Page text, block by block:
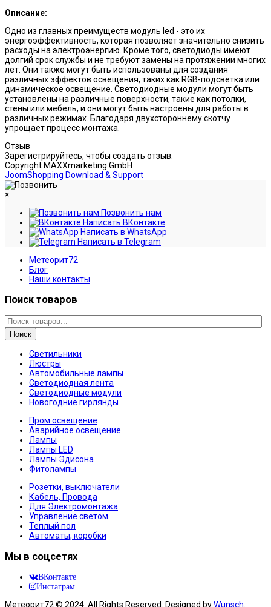
Описание:
Одно из главных преимуществ модуль led - это их
энергоэффективность, которая позволяет значительно снизить
расходы на электроэнергию. Кроме того, светодиоды имеют
долгий срок службы и не требуют замены на протяжении многих
лет. Они также могут быть использованы для создания
различных эффектов освещения, таких как RGB-подсветка или
динамическое освещение. Светодиодные модули могут быть
установлены на различные поверхности, такие как потолки,
стены или мебель, и они могут быть настроены для работы в
различных режимах. Благодаря двухстороннему скотчу
упрощает процесс монтажа.
Отзыв
Зарегистрируйтесь, чтобы создать отзыв.
Copyright MAXXmarketing GmbH
JoomShopping Download & Support
×
Позвонить нам
Написать ВКонтакте
Написать в WhatsApp
Написать в Telegram
Метеорит72
Блог
Наши контакты
Поиск товаров
Поиск
Светильники
Люстры
Автомобильные лампы
Светодиодная лента
Светодиодные модули
Новогодние гирлянды
Пром освещение
Аварийное освещение
Лампы
Лампы LED
Лампы Эдисона
Фитолампы
Розетки, выключатели
Кабель, Провода
Для Электромонтажа
Управление светом
Теплый пол
Автоматы, коробки
Мы в соцсетях
ВКонтакте
Инстаграм
Метеорит72 © 2024. All Rights Reserved. Designed byWunsch